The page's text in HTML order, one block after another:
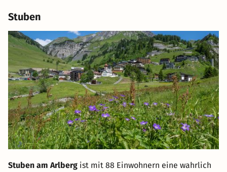
Stuben
Stuben am Arlberg ist mit 88 Einwohnern eine wahrlich